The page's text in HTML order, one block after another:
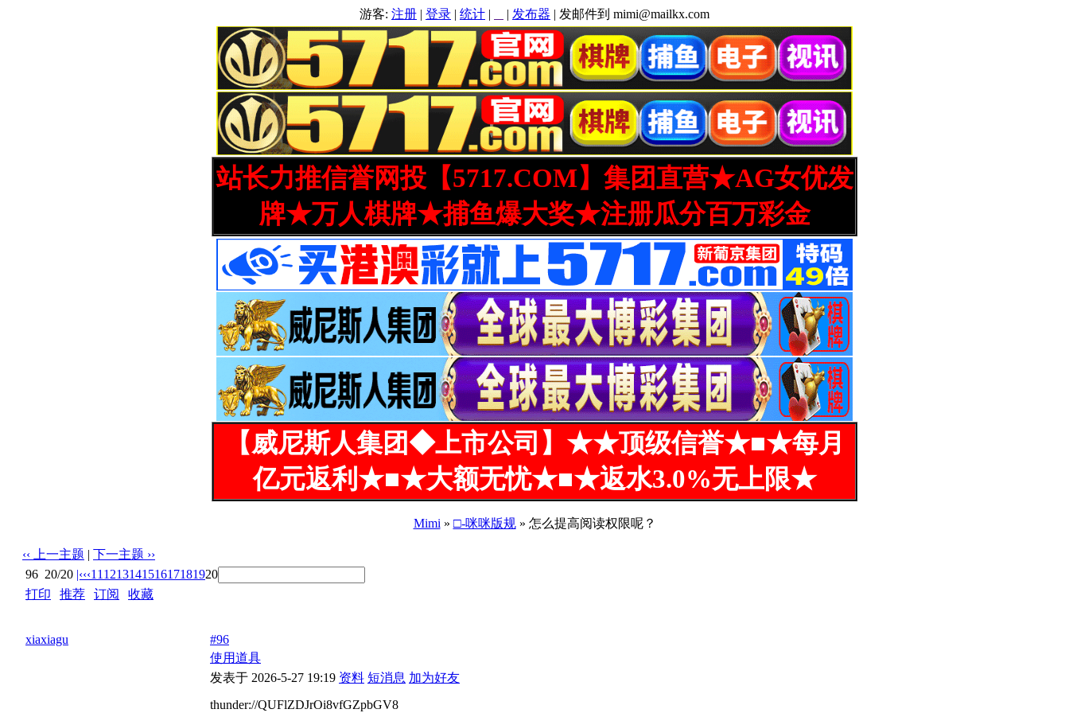
游客: 注册 | 登录 | 统计 | | 发布器 | 发邮件到 mimi@mailkx.com
站长力推信誉网投【5717.COM】集团直营★AG女优发
牌★万人棋牌★捕鱼爆大奖★注册瓜分百万彩金
【威尼斯人集团◆上市公司】★★顶级信誉★■★每月
亿元返利★■★大额无忧★■★返水3.0%无上限★
Mimi » □-咪咪版规» 怎么提高阅读权限呢？
‹‹ 上一主题 | 下一主题 ››
96 20/20 |‹‹‹11 121314151617181920
打印
推荐 订阅
收藏
xiaxiagu
#96
使用道具
发表于 2026-5-27 19:19 资料 短消息 加为好友
thunder://QUFlZDJrOi8vfGZpbGV8